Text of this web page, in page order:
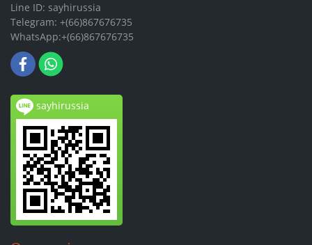
Line ID: sayhirussia
Telegram: +(66)867676735
WhatsApp:+(66)867676735
sayhirussia